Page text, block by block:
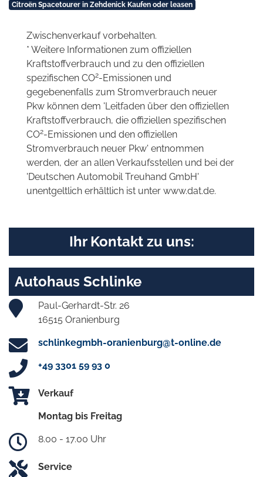
Citroën Spacetourer in Zehdenick Kaufen oder leasen
Zwischenverkauf vorbehalten.
* Weitere Informationen zum offiziellen
Kraftstoffverbrauch und zu den offiziellen
spezifischen CO2-Emissionen und
gegebenenfalls zum Stromverbrauch neuer
Pkw können dem 'Leitfaden über den offiziellen
Kraftstoffverbrauch, die offiziellen spezifischen
CO2-Emissionen und den offiziellen
Stromverbrauch neuer Pkw' entnommen
werden, der an allen Verkaufsstellen und bei der
'Deutschen Automobil Treuhand GmbH'
unentgeltlich erhältlich ist unter www.dat.de.
Ihr Kontakt zu uns:
Autohaus Schlinke
Paul-Gerhardt-Str. 26
16515 Oranienburg
schlinkegmbh-oranienburg@t-online.de
+49 3301 59 93 0
Verkauf
Montag bis Freitag
8.00 - 17.00 Uhr
Service